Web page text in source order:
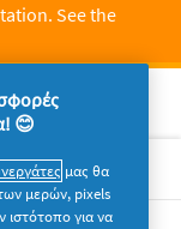
See the
😊
μας θα
μερών, pixels
ιστότοπο για να